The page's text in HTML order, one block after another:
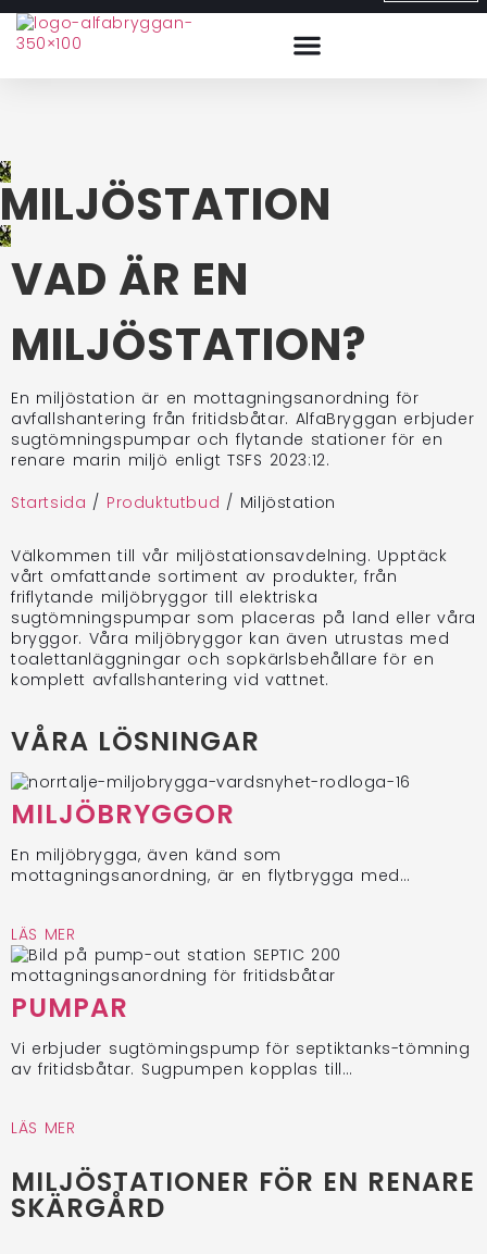
MILJÖSTATION
VAD ÄR EN
MILJÖSTATION?
En miljöstation är en mottagningsanordning för
avfallshantering från fritidsbåtar. AlfaBryggan erbjuder
sugtömningspumpar och flytande stationer för en
renare marin miljö enligt TSFS 2023:12.
Startsida / Produktutbud / Miljöstation
Välkommen till vår miljöstationsavdelning. Upptäck
vårt omfattande sortiment av produkter, från
friflytande miljöbryggor till elektriska
sugtömningspumpar som placeras på land eller våra
bryggor. Våra miljöbryggor kan även utrustas med
toalettanläggningar och sopkärlsbehållare för en
komplett avfallshantering vid vattnet.
VÅRA LÖSNINGAR
MILJÖBRYGGOR
En miljöbrygga, även känd som
mottagningsanordning, är en flytbrygga med…
LÄS MER
PUMPAR
Vi erbjuder sugtömingspump för septiktanks-tömning
av fritidsbåtar. Sugpumpen kopplas till…
LÄS MER
MILJÖSTATIONER FÖR EN RENARE
SKÄRGÅRD